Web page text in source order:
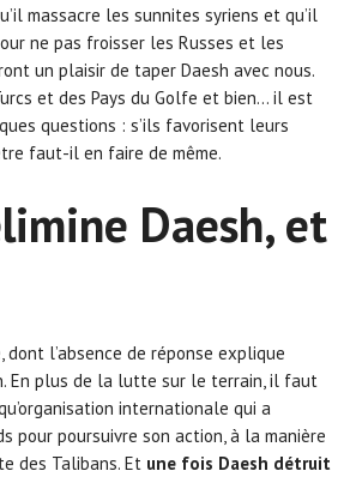
massacre les sunnites syriens et qu’il
ne pas froisser les Russes et les
un plaisir de taper Daesh avec nous.
et des Pays du Golfe et bien… il est
questions : s’ils favorisent leurs
faut-il en faire de même.
Daesh, et
l’absence de réponse explique
En plus de la lutte sur le terrain, il faut
internationale qui a
pour poursuivre son action, à la manière
des Talibans. Et une fois Daesh détruit